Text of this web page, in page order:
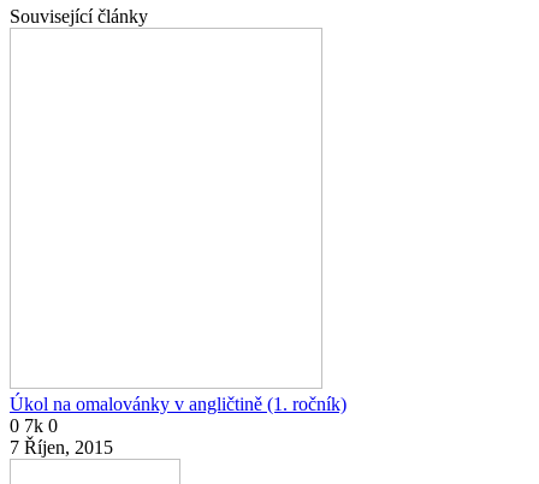
Související články
Úkol na omalovánky v angličtině (1. ročník)
0 7k 0
7 Říjen, 2015